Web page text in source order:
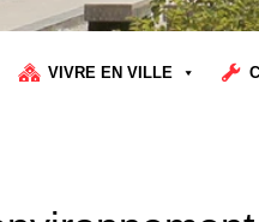
VIVRE EN VILLE